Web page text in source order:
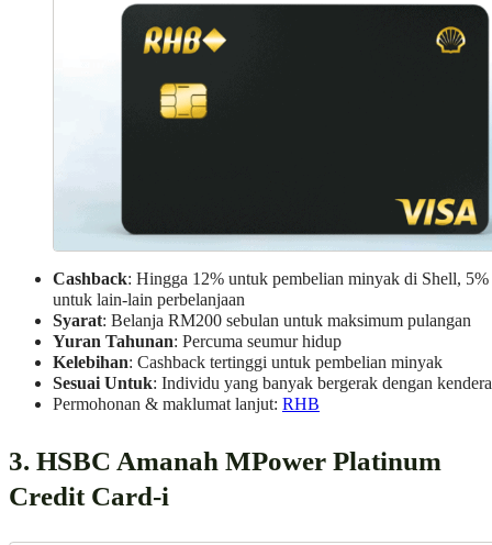
Cashback: Hingga 12% untuk pembelian minyak di Shell, 5%
untuk lain-lain perbelanjaan
Syarat: Belanja RM200 sebulan untuk maksimum pulangan
Yuran Tahunan: Percuma seumur hidup
Kelebihan: Cashback tertinggi untuk pembelian minyak
Sesuai Untuk: Individu yang banyak bergerak dengan
Permohonan & maklumat lanjut: RHB
3. HSBC Amanah MPower Platinum
Credit Card-i